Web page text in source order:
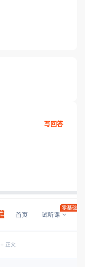
写回答